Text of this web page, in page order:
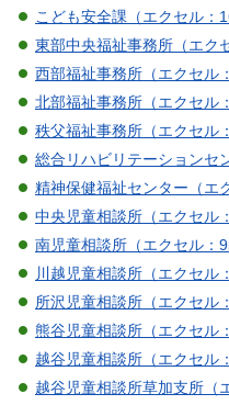
こども安全課（エクセル：
東部中央福祉事務所（エク
西部福祉事務所（エクセル
北部福祉事務所（エクセル
秩父福祉事務所（エクセル
総合リハビリテーションセ
精神保健福祉センター（エ
中央児童相談所（エクセル
南児童相談所（エクセル：
川越児童相談所（エクセル
所沢児童相談所（エクセル
熊谷児童相談所（エクセル
越谷児童相談所（エクセル
越谷児童相談所草加支所（